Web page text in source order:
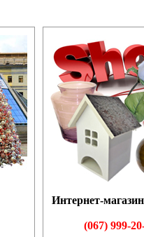
Интернет-магазин
(067) 999-